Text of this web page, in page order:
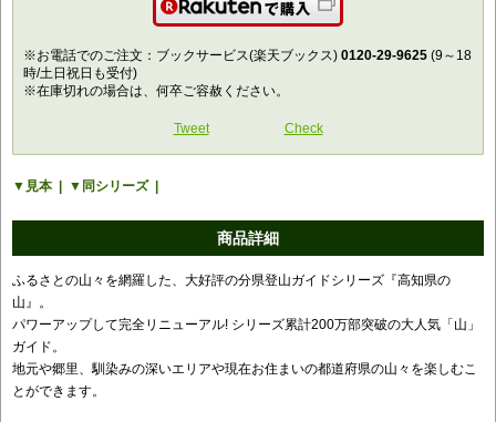
楽天で購入
※お電話でのご注文：ブックサービス(楽天ブックス) 0120-29-9625 (9～18
時/土日祝日も受付)
※在庫切れの場合は、何卒ご容赦ください。
Tweet Check
見本 同シリーズ
商品詳細
ふるさとの山々を網羅した、大好評の分県登山ガイドシリーズ『高知県の
山』。
パワーアップして完全リニューアル! シリーズ累計200万部突破の大人気「山」
ガイド。
地元や郷里、馴染みの深いエリアや現在お住まいの都道府県の山々を楽しむこ
とができます。